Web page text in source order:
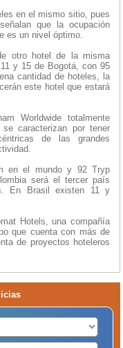
en el mismo sitio, pues
que la ocupación
es un nivel óptimo.
otro hotel de la misma
y 15 de Bogotá, con 95
cantidad de hoteles, la
este hotel que estará
Worldwide totalmente
caracterizan por tener
de las grandes
en el mundo y 92 Tryp
será el tercer país
En Brasil existen 11 y
Hotels, una compañía
que cuenta con más de
de proyectos hoteleros